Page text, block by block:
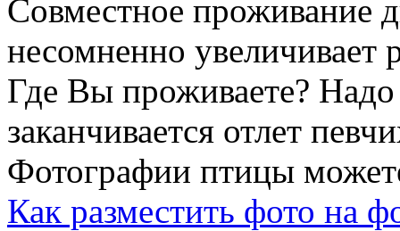
Совместное проживание
несомненно увеличивает
Где Вы проживаете? Надо
заканчивается отлет
Фотографии птицы
Как разместить фото на